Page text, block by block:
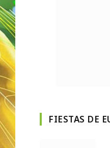
FIESTAS DE